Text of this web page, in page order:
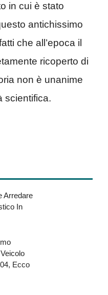
in cui è stato
antichissimo
che all’epoca il
ricoperto di
non è unanime
scientifica.
Arredare
In
Ecco